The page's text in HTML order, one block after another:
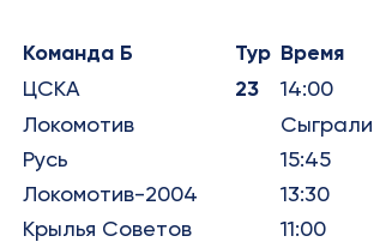
Команда Б Тур Время
ЦСКА 23 14:00
Локомотив Сыграли
Русь 15:45
Локомотив-2004 13:30
Крылья Советов 11:00